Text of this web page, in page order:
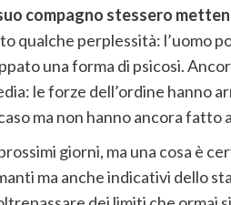
compagno stessero
qualche perplessità: l’uomo
una forma di psicosi.
le forze dell’ordine hanno
ma non hanno ancora fatto
giorni, ma una cosa è
ma anche indicativi dello